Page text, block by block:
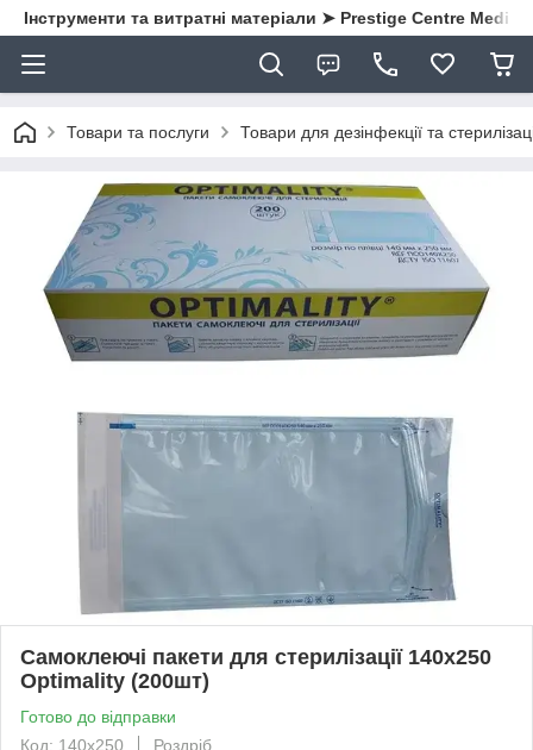
Інструменти та витратні матеріали ➤ Prestige Centre Medical
Товари та послуги Товари для дезінфекції та
Самоклеючі пакети для стерилізації 140x250
Optimality (200шт)
Готово до відправки
Код: 140х250
Роздріб